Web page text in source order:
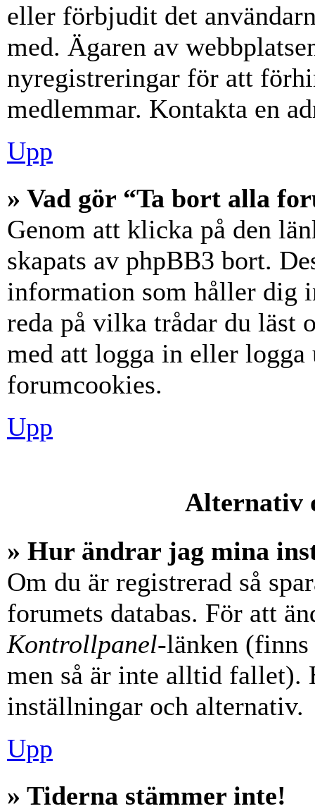
eller förbjudit det
med. Ägaren av
nyregistreringar för att
medlemmar. Kontakta en
Upp
» Vad gör “Ta bort alla
Genom att klicka på den
skapats av phpBB3 bort.
information som håller dig
reda på vilka trådar du läst
med att logga in eller
forumcookies.
Upp
Alternativ
» Hur ändrar jag mina
Om du är registrerad så
forumets databas. För att
Kontrollpanel-länken
men så är inte alltid fallet).
inställningar och alternativ.
Upp
» Tiderna stämmer inte!